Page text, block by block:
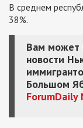
В среднем
38%.
Вам может
новости
Большом
ForumDaily